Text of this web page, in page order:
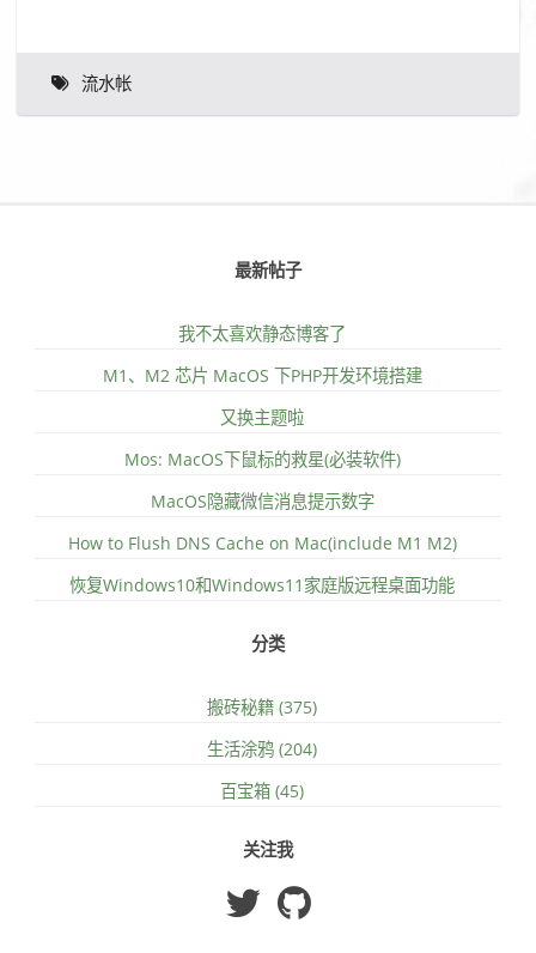
流水帐
最新帖子
我不太喜欢静态博客了
M1、M2 芯片 MacOS 下PHP开发环境搭建
又换主题啦
Mos: MacOS下鼠标的救星(必装软件)
MacOS隐藏微信消息提示数字
How to Flush DNS Cache on Mac(include M1 M2)
恢复Windows10和Windows11家庭版远程桌面功能
分类
搬砖秘籍 (375)
生活涂鸦 (204)
百宝箱 (45)
关注我